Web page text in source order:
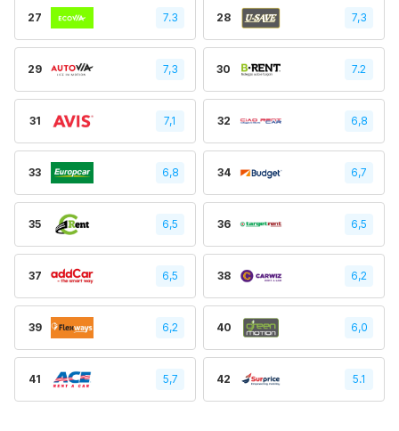
27 7.3 28 7,3
29 7,3 30 7.2
31 7,1 32 6,8
33 6,8 34 6,7
35 6,5 36 6,5
37 6,5 38 6,2
39 6,2 40 6,0
41 5,7 42 5.1